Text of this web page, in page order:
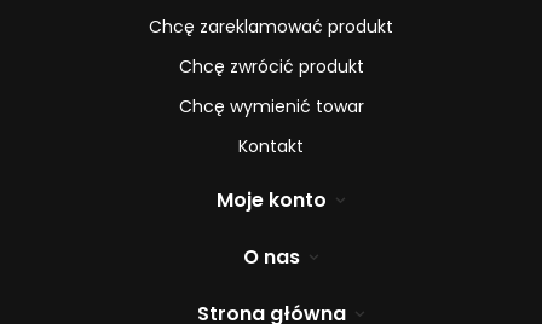
Chcę zareklamować produkt
Chcę zwrócić produkt
Chcę wymienić towar
Kontakt
Moje konto
O nas
Strona główna